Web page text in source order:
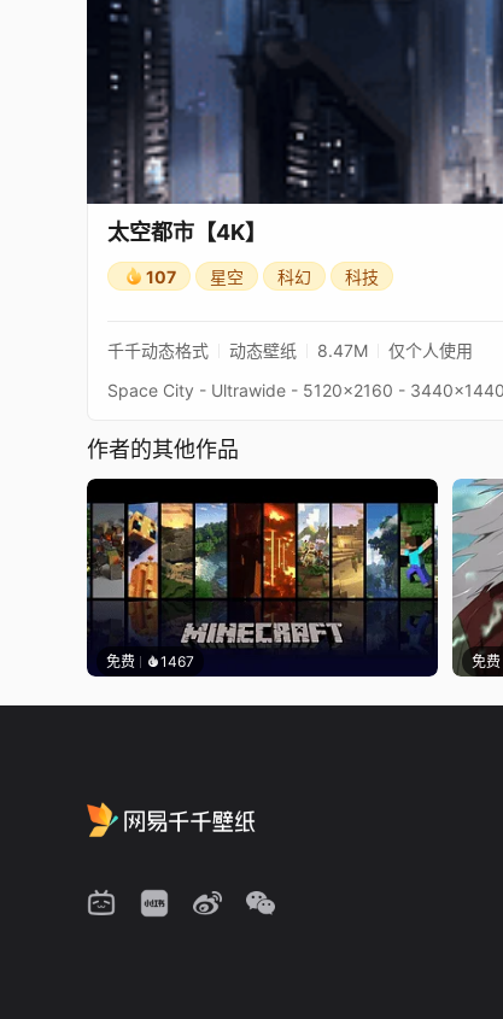
太空都市【4K】
107 星空 科幻 科技
千千动态格式 动态壁纸 8.47M 仅个人使用
作者的其他作品
免费 1467 免费